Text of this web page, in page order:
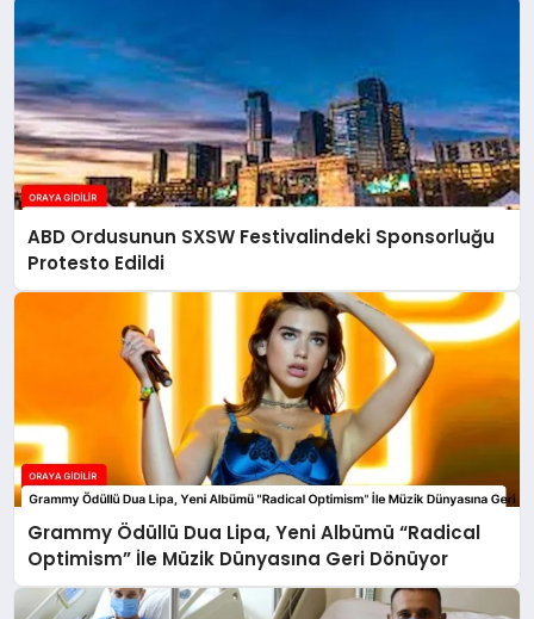
ABD Ordusunun SXSW Festivalindeki Sponsorluğu
Protesto Edildi
Grammy Ödüllü Dua Lipa, Yeni Albümü “Radical
Optimism” İle Müzik Dünyasına Geri Dönüyor